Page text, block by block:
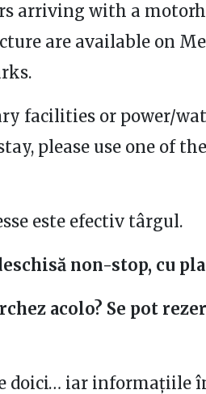
arriving with a
are available on
facilities or power/
please use one of
este efectiv târgul.
non-stop, cu
acolo? Se pot
doici… iar informațiile